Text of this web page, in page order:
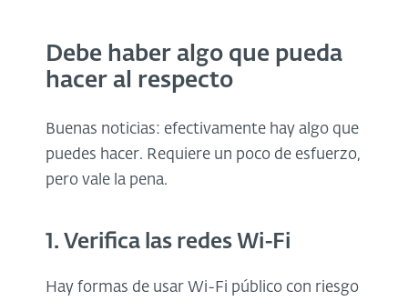
Debe haber algo que pueda
hacer al respecto
Buenas noticias: efectivamente hay algo que
puedes hacer. Requiere un poco de esfuerzo,
pero vale la pena.
1. Verifica las redes Wi-Fi
Hay formas de usar Wi-Fi público con riesgo